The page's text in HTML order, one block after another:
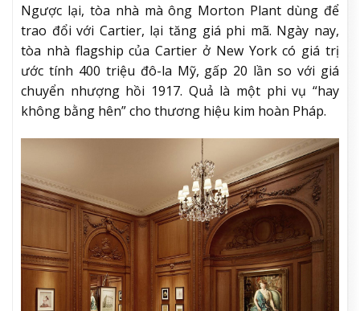
Ngược lại, tòa nhà mà ông Morton Plant dùng để
trao đổi với Cartier, lại tăng giá phi mã. Ngày nay,
tòa nhà flagship của Cartier ở New York có giá trị
ước tính 400 triệu đô-la Mỹ, gấp 20 lần so với giá
chuyển nhượng hồi 1917. Quả là một phi vụ “hay
không bằng hên” cho thương hiệu kim hoàn Pháp.